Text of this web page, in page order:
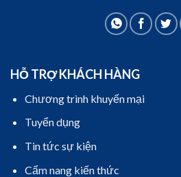
HỖ TRỢ KHÁCH HÀNG
Chương trình khuyến mại
Tuyển dụng
Tin tức sự kiện
Cẩm nang kiến thức